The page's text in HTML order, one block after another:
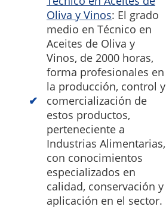
Oliva y Vinos: El grado
medio en Técnico en
Aceites de Oliva y
Vinos, de 2000 horas,
forma profesionales en
la producción, control y
comercialización de
estos productos,
perteneciente a
Industrias Alimentarias,
con conocimientos
especializados en
calidad, conservación y
aplicación en el sector.